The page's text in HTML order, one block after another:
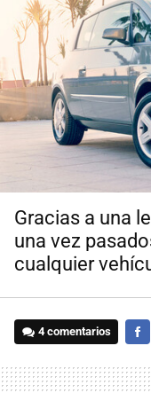
Gracias a una
una vez
cualquier
4 comentarios